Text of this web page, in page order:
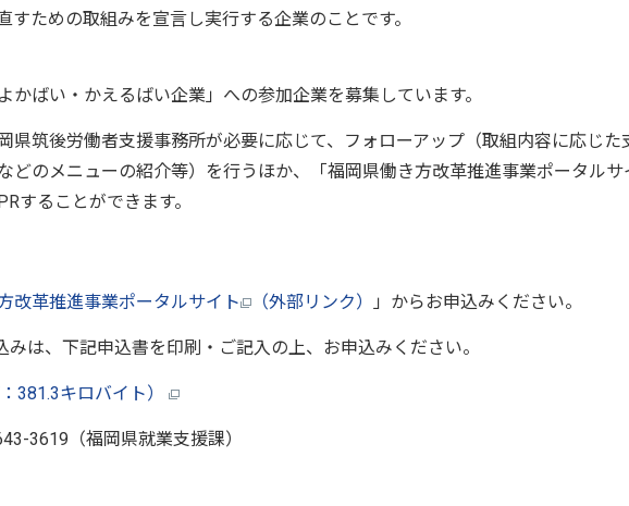
すための取組みを宣言し実行する企業のことです。
かばい・かえるばい企業」への参加企業を募集しています。
県筑後労働者支援事務所が必要に応じて、フォローアップ（取組内容に応じた
どのメニューの紹介等）を行うほか、「福岡県働き方改革推進事業ポータルサ
することができます。
改革推進事業ポータルサイト （外部リンク） 」からお申込みください。
みは、下記申込書を印刷・ご記入の上、お申込みください。
381.3キロバイト）
3619（福岡県就業支援課）